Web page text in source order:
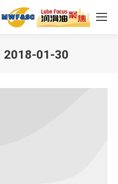
2018-01-30